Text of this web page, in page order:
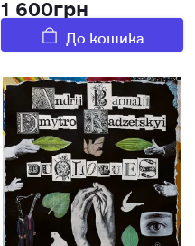
До кошика